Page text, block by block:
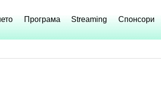
Програма Streaming Спонсори